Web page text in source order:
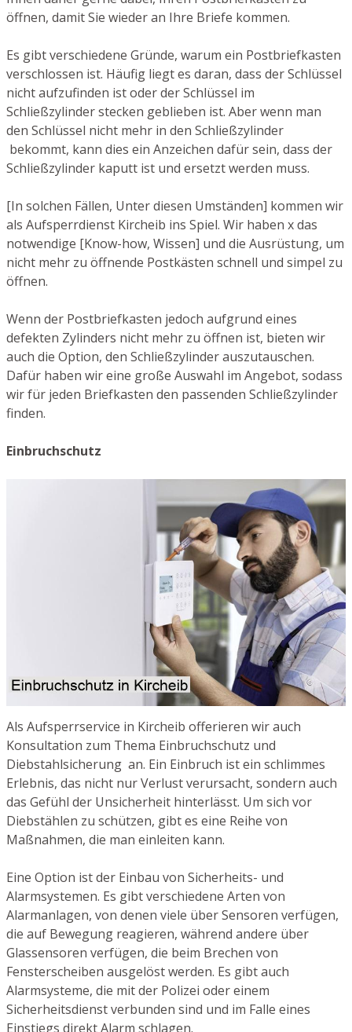
öffnen, damit Sie wieder an Ihre Briefe kommen.
Es gibt verschiedene Gründe, warum ein Postbriefkasten
verschlossen ist. Häufig liegt es daran, dass der Schlüssel
nicht aufzufinden ist oder der Schlüssel im
Schließzylinder stecken geblieben ist. Aber wenn man
den Schlüssel nicht mehr in den Schließzylinder
bekommt, kann dies ein Anzeichen dafür sein, dass der
Schließzylinder kaputt ist und ersetzt werden muss.
[In solchen Fällen, Unter diesen Umständen] kommen wir
als Aufsperrdienst Kircheib ins Spiel. Wir haben x das
notwendige [Know-how, Wissen] und die Ausrüstung, um
nicht mehr zu öffnende Postkästen schnell und simpel zu
öffnen.
Wenn der Postbriefkasten jedoch aufgrund eines
defekten Zylinders nicht mehr zu öffnen ist, bieten wir
auch die Option, den Schließzylinder auszutauschen.
Dafür haben wir eine große Auswahl im Angebot, sodass
wir für jeden Briefkasten den passenden Schließzylinder
finden.
Einbruchschutz
Als Aufsperrservice in Kircheib offerieren wir auch
Konsultation zum Thema Einbruchschutz und
Diebstahlsicherung an. Ein Einbruch ist ein schlimmes
Erlebnis, das nicht nur Verlust verursacht, sondern auch
das Gefühl der Unsicherheit hinterlässt. Um sich vor
Diebstählen zu schützen, gibt es eine Reihe von
Maßnahmen, die man einleiten kann.
Eine Option ist der Einbau von Sicherheits- und
Alarmsystemen. Es gibt verschiedene Arten von
Alarmanlagen, von denen viele über Sensoren verfügen,
die auf Bewegung reagieren, während andere über
Glassensoren verfügen, die beim Brechen von
Fensterscheiben ausgelöst werden. Es gibt auch
Alarmsysteme, die mit der Polizei oder einem
Sicherheitsdienst verbunden sind und im Falle eines
Einstiegs direkt Alarm schlagen.